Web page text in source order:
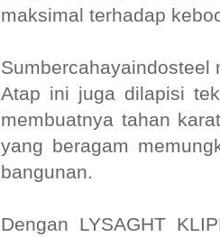
maksimal terhadap
Sumbercahayaindosteel
Atap ini juga dilapisi
membuatnya tahan
yang beragam
bangunan.
Dengan LYSAGHT